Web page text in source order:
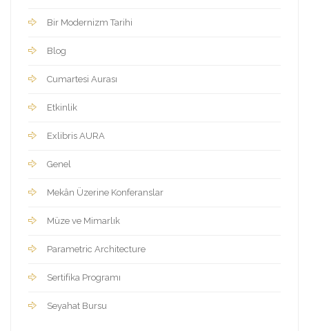
Bir Modernizm Tarihi
Blog
Cumartesi Aurası
Etkinlik
Exlibris AURA
Genel
Mekân Üzerine Konferanslar
Müze ve Mimarlık
Parametric Architecture
Sertifika Programı
Seyahat Bursu